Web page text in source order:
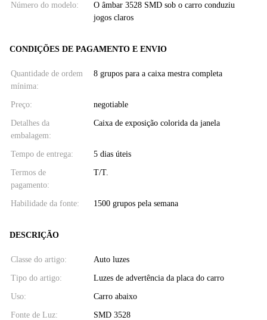
Número do modelo:
O âmbar 3528 SMD sob o carro conduziu
jogos claros
CONDIÇÕES DE PAGAMENTO E ENVIO
Quantidade de ordem
mínima:
8 grupos para a caixa mestra completa
Preço: negotiable
Detalhes da
embalagem:
Caixa de exposição colorida da janela
Tempo de entrega: 5 dias úteis
Termos de
pagamento:
T/T.
Habilidade da fonte: 1500 grupos pela semana
DESCRIÇÃO
Classe do artigo: Auto luzes
Tipo do artigo: Luzes de advertência da placa do carro
Uso: Carro abaixo
Fonte de Luz: SMD 3528